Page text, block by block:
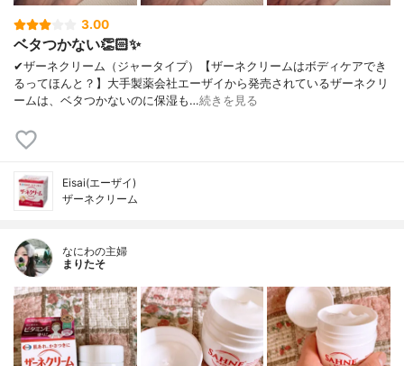
3.00
ベタつかない👏🏻✨
✔︎ザーネクリーム（ジャータイプ）【ザーネクリームはボディケアでき
るってほんと？】大手製薬会社エーザイから発売されているザーネクリ
ームは、ベタつかないのに保湿も…続きを見る
Eisai(エーザイ)
ザーネクリーム
なにわの主婦
まりたそ